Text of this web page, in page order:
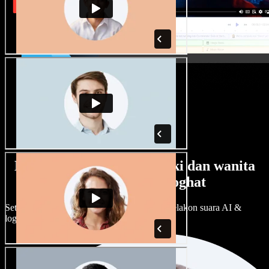
Banyak pilihan suara lelaki dan wanita
dengan pelbagai loghat
Setiap projek boleh jadi unik. Pilih ratusan pelakon suara AI &
loghat, laraskan ikut cita rasa anda.